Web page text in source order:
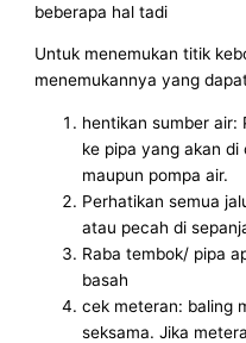
beberapa hal tadi
Untuk menemukan titik
menemukannya yang
hentikan sumber air:
ke pipa yang akan di
maupun pompa air.
Perhatikan semua
atau pecah di
Raba tembok/ pipa
basah
cek meteran: baling
seksama. Jika